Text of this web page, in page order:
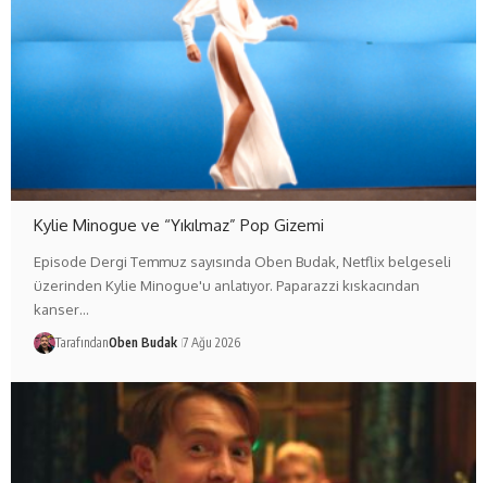
Kylie Minogue ve “Yıkılmaz” Pop Gizemi
Episode Dergi Temmuz sayısında Oben Budak, Netflix belgeseli
üzerinden Kylie Minogue'u anlatıyor. Paparazzi kıskacından
kanser…
TarafındanOben Budak 7 Ağu 2026